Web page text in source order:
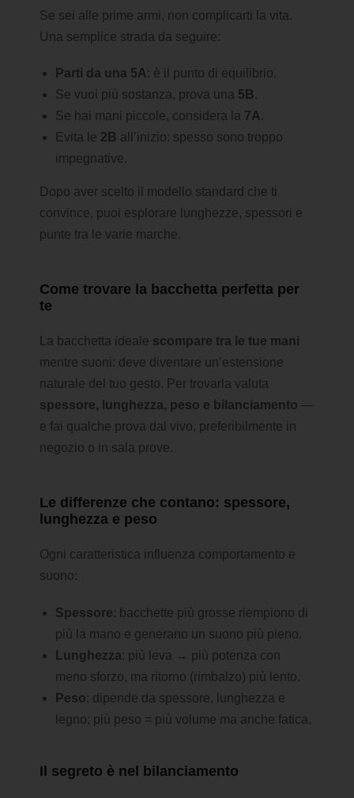
Se sei alle prime armi, non complicarti la vita.
Una semplice strada da seguire:
Parti da una 5A : è il punto di equilibrio.
Se vuoi più sostanza, prova una 5B.
Se hai mani piccole, considera la 7A .
Evita le 2B all’inizio: spesso sono troppo
impegnative.
Dopo aver scelto il modello standard che ti
convince, puoi esplorare lunghezze, spessori e
punte tra le varie marche.
Come trovare la bacchetta perfetta per
te
La bacchetta ideale scompare tra le tue mani
mentre suoni: deve diventare un’estensione
naturale del tuo gesto. Per trovarla valuta
spessore, lunghezza, peso e bilanciamento —
e fai qualche prova dal vivo, preferibilmente in
negozio o in sala prove.
Le differenze che contano: spessore,
lunghezza e peso
Ogni caratteristica influenza comportamento e
suono:
Spessore: bacchette più grosse riempiono di
più la mano e generano un suono più pieno.
Lunghezza: più leva → più potenza con
meno sforzo, ma ritorno (rimbalzo) più lento.
Peso: dipende da spessore, lunghezza e
legno; più peso = più volume ma anche fatica.
Il segreto è nel bilanciamento